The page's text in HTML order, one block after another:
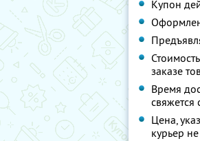
Купон
заказе
Время
свяжется
Цена,
курьер